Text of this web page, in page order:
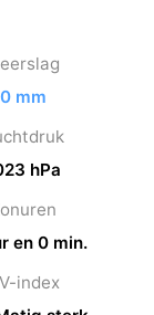
0 mm
hPa
en 0 min.
index